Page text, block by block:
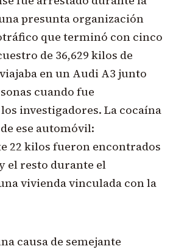
presunta organización
que terminó con cinco
de 36,629 kilos de
en un Audi A3 junto
cuando fue
investigadores. La cocaína
ese automóvil:
22 kilos fueron encontrados
el resto durante el
vivienda vinculada con la
causa de semejante